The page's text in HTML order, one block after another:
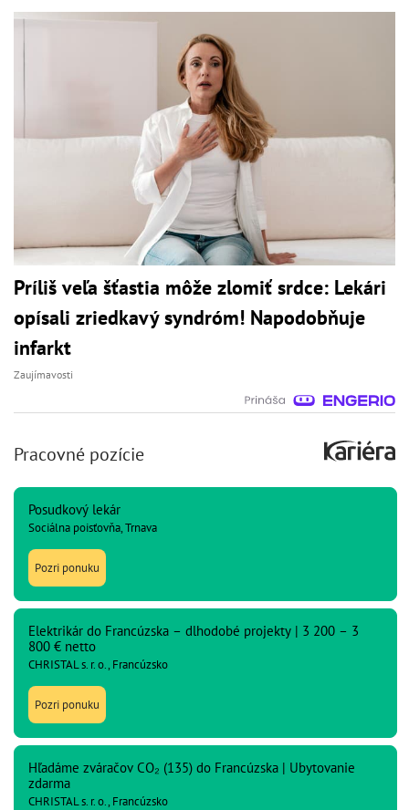
Príliš veľa šťastia môže zlomiť srdce: Lekári
opísali zriedkavý syndróm! Napodobňuje
infarkt
Zaujímavosti
Pracovné pozície
Posudkový lekár
Sociálna poisťovňa, Trnava
Pozri ponuku
Elektrikár do Francúzska – dlhodobé projekty | 3 200 – 3
800 € netto
CHRISTAL s. r. o., Francúzsko
Pozri ponuku
Hľadáme zváračov CO₂ (135) do Francúzska | Ubytovanie
zdarma
CHRISTAL s. r. o., Francúzsko